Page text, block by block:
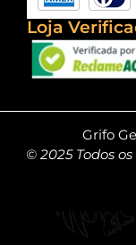
Loja
Grifo
© 2025 Todos